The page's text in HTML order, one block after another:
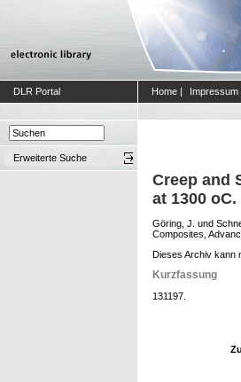
DLR Portal Home | Impressum
Erweiterte Suche
Creep and
at 1300 oC.
Göring, J. und
Composites,
Dieses Archiv kann
Kurzfassung
131197.